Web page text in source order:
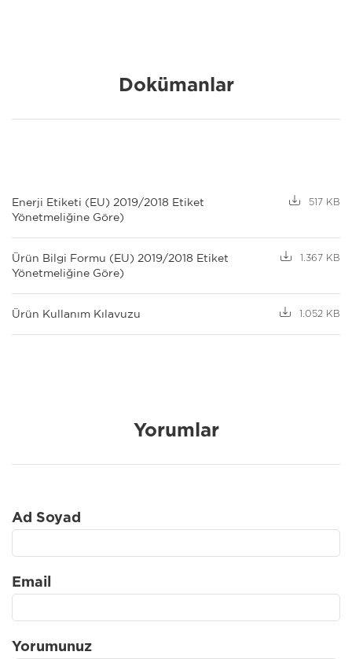
Dokümanlar
Enerji Etiketi (EU) 2019/2018 Etiket
Yönetmeliğine Göre)
517 KB
Ürün Bilgi Formu (EU) 2019/2018 Etiket
Yönetmeliğine Göre)
1.367 KB
Ürün Kullanım Kılavuzu 1.052 KB
Yorumlar
Ad Soyad
Email
Yorumunuz